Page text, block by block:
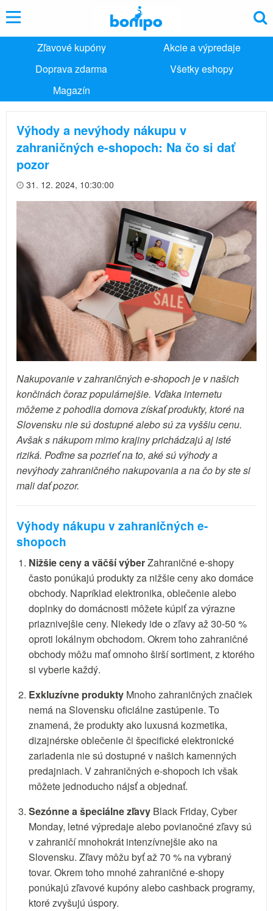
Zľavové kupóny
Akcie a výpredaje
Doprava zdarma
Všetky eshopy
Magazín
Výhody a nevýhody nákupu v
zahraničných e-shopoch: Na čo si dať
pozor
31. 12. 2024, 10:30:00
Nakupovanie v zahraničných e-shopoch je v našich
končinách čoraz populárnejšie. Vďaka internetu
môžeme z pohodlia domova získať produkty, ktoré na
Slovensku nie sú dostupné alebo sú za vyššiu cenu.
Avšak s nákupom mimo krajiny prichádzajú aj isté
riziká. Poďme sa pozrieť na to, aké sú výhody a
nevýhody zahraničného nakupovania a na čo by ste si
mali dať pozor.
Výhody nákupu v zahraničných e-
shopoch
Nižšie ceny a väčší výberZahraničné e-shopy
často ponúkajú produkty za nižšie ceny ako domáce
obchody. Napríklad elektronika, oblečenie alebo
doplnky do domácnosti môžete kúpiť za výrazne
priaznivejšie ceny. Niekedy ide o zľavy až 30-50 %
oproti lokálnym obchodom. Okrem toho zahraničné
obchody môžu mať omnoho širší sortiment, z ktorého
si vyberie každý.
Exkluzívne produkty Mnoho zahraničných značiek
nemá na Slovensku oficiálne zastúpenie. To
znamená, že produkty ako luxusná kozmetika,
dizajnérske oblečenie či špecifické elektronické
zariadenia nie sú dostupné v našich kamenných
predajniach. V zahraničných e-shopoch ich však
môžete jednoducho nájsť a objednať.
Sezónne a špeciálne zľavy Black Friday, Cyber
Monday, letné výpredaje alebo povianočné zľavy sú
v zahraničí mnohokrát intenzívnejšie ako na
Slovensku. Zľavy môžu byť až 70 % na vybraný
tovar. Okrem toho mnohé zahraničné e-shopy
ponúkajú zľavové kupóny alebo cashback programy,
ktoré zvyšujú úspory.